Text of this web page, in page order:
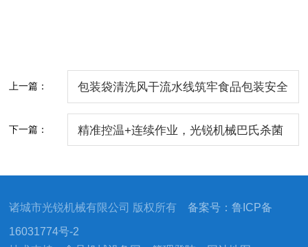
上一篇： 包装袋清洗风干流水线筑牢食品包装安全
下一篇： 精准控温+连续作业，光锐机械巴氏杀菌
诸城市光锐机械有限公司 版权所有备案号：鲁ICP备
16031774号-2